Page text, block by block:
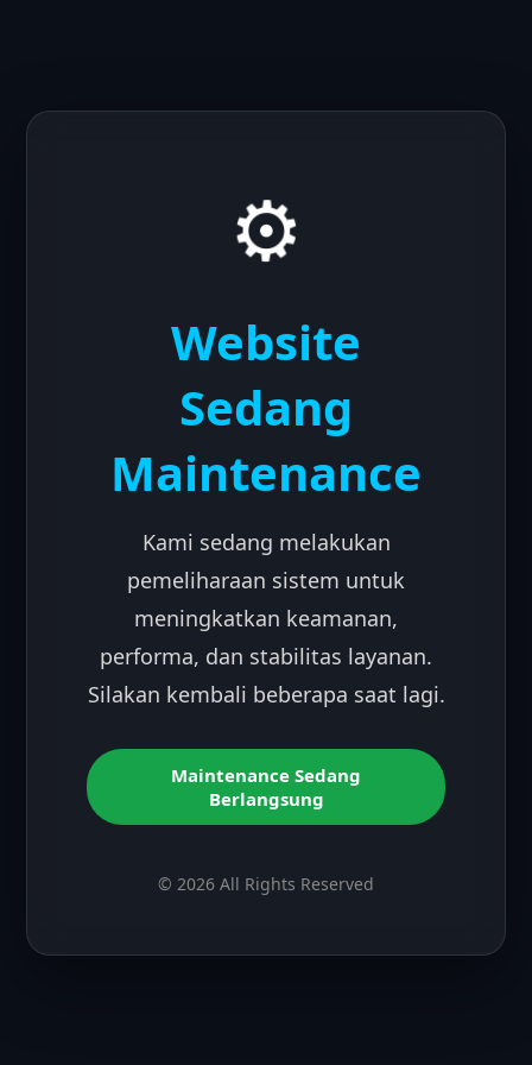
⚙️
Website
Sedang
Maintenance
Kami sedang melakukan
pemeliharaan sistem untuk
meningkatkan keamanan,
performa, dan stabilitas layanan.
Silakan kembali beberapa saat lagi.
Maintenance Sedang
Berlangsung
© 2026 All Rights Reserved